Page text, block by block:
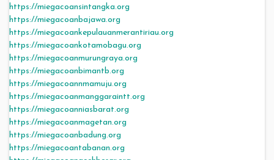
https://miegacoansintangka.org
https://miegacoanbajawa.org
https://miegacoankepulauanmerantiriau.org
https://miegacoankotamobagu.org
https://miegacoanmurungraya.org
https://miegacoanbimantb.org
https://miegacoannmamuju.org
https://miegacoanmanggaraintt.org
https://miegacoanniasbarat.org
https://miegacoanmagetan.org
https://miegacoanbadung.org
https://miegacoantabanan.org